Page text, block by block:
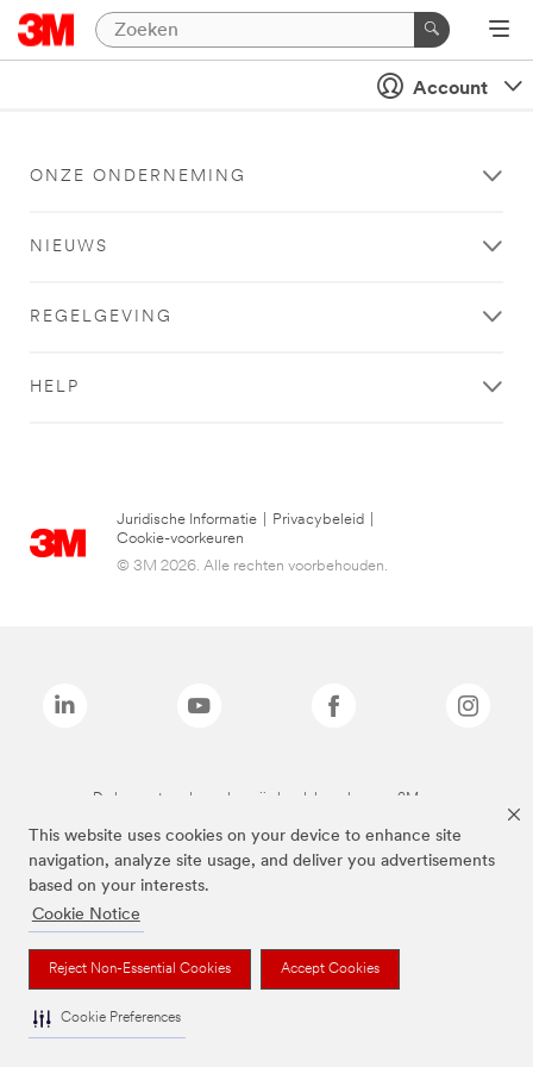
This website uses cookies on your device to enhance site
navigation, analyze site usage, and deliver you advertisements
based on your interests.
Cookie Notice
Reject Non-Essential Cookies Accept Cookies
Cookie Preferences
Account
ONZE ONDERNEMING
NIEUWS
REGELGEVING
HELP
Juridische Informatie Privacybeleid
Cookie-voorkeuren
© 3M 2026. Alle rechten voorbehouden.
De bovenstaande merken zijn handelsmerken van 3M.we